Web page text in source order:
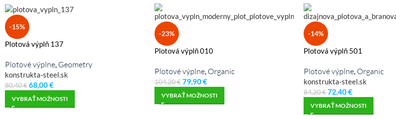
-15%
Plotová výplň 137
Plotové výplne, Geometry
konstrukta-steel.sk
80,40€68,00€
VYBRAŤ MOŽNOSTI
-23%
Plotová výplň 010
Plotové výplne, Organic
104,20€ 79,90€
VYBRAŤ MOŽNOSTI
-14%
Plotová výplň 501
Plotové výplne, Organic
konstrukta-steel.sk
84,20€72,40€
VYBRAŤ MOŽNOSTI